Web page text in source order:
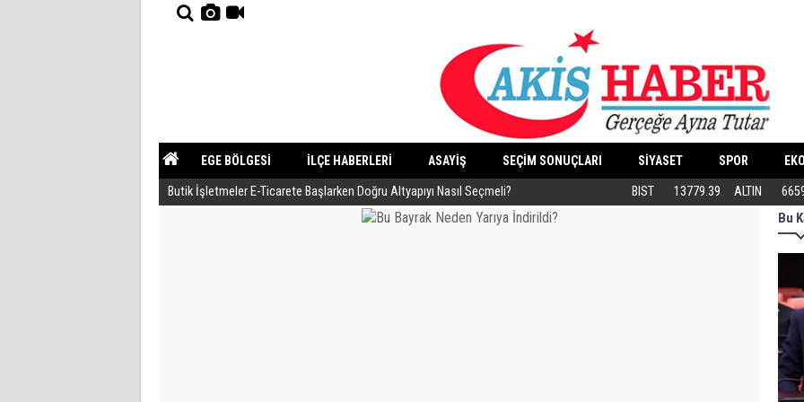
EGE BÖLGESİ İLÇE HABERLERİ ASAYİŞ SEÇİM SONUÇLARI SİYASET SPOR
YAZARLAR GÜNDEM
Butik İşletmeler E-Ticarete Başlarken Doğru Altyapıyı Nasıl Seçmeli? Eski Dolgular Ultrasonla Tespit Edilip
BIST 13779.39 ALTIN
Bu